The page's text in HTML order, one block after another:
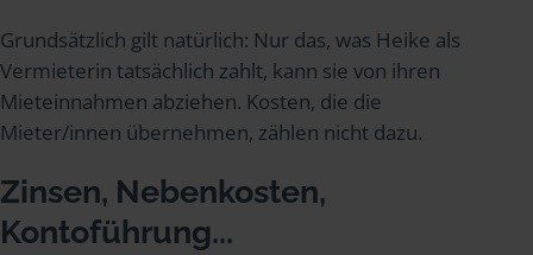
Grundsätzlich gilt natürlich: Nur das, was Heike als
Vermieterin tatsächlich zahlt, kann sie von ihren
Mieteinnahmen abziehen. Kosten, die die
Mieter/innen übernehmen, zählen nicht dazu.
Zinsen, Nebenkosten,
Kontoführung...